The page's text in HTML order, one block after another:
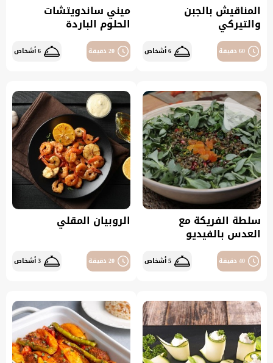
المناقيش بالجبن
والتيركي
60 دقيقة 6 أشخاص
ميني ساندويتشات
الحلوم الباردة
20 دقيقة 6 أشخاص
سلطة الفريكة مع
العدس بالفيديو
40 دقيقة 5 أشخاص
الروبيان المقلي
20 دقيقة 3 أشخاص